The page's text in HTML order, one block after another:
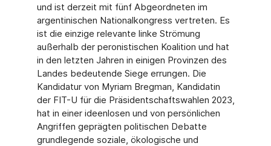
und ist derzeit mit fünf Abgeordneten im
argentinischen Nationalkongress vertreten. Es
ist die einzige relevante linke Strömung
außerhalb der peronistischen Koalition und hat
in den letzten Jahren in einigen Provinzen des
Landes bedeutende Siege errungen. Die
Kandidatur von Myriam Bregman, Kandidatin
der FIT-U für die Präsidentschaftswahlen 2023,
hat in einer ideenlosen und von persönlichen
Angriffen geprägten politischen Debatte
grundlegende soziale, ökologische und